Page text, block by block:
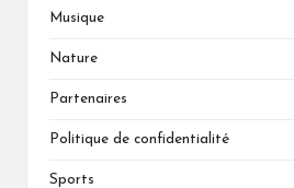
Musique
Nature
Partenaires
Politique de confidentialité
Sports